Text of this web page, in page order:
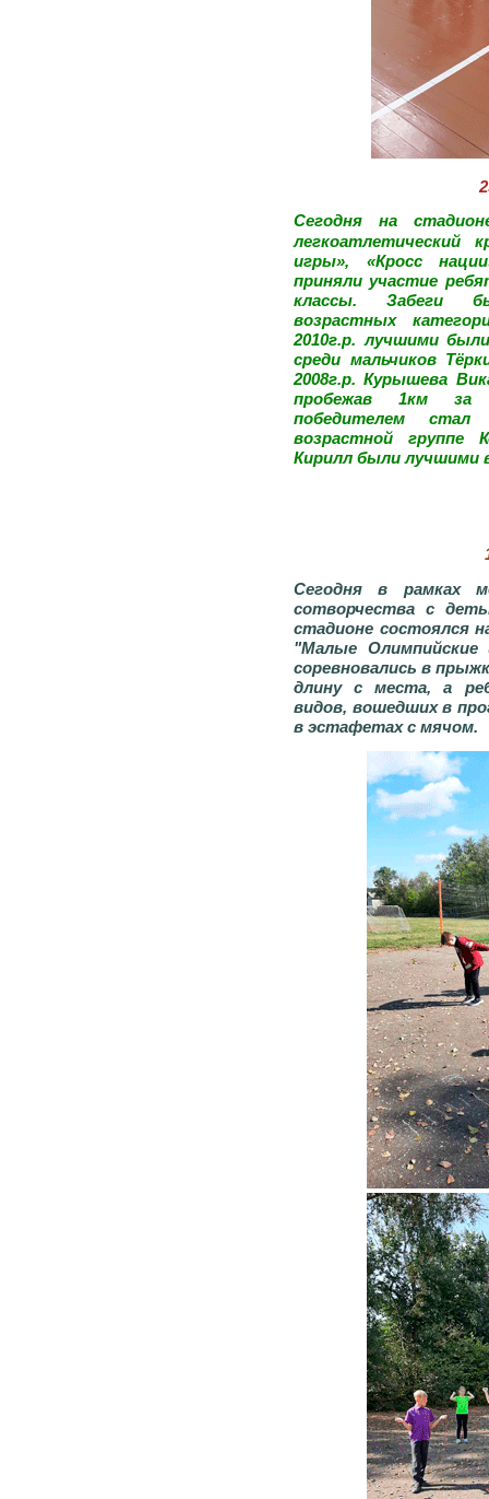
Сегодня на
легкоатлетический
игры», «Кросс
приняли участие
классы. Забеги
возрастных
2010г.р. лучшими
среди мальчиков
2008г.р. Курышева
пробежав 1км за
победителем
возрастной группе
Кирилл были лучшими
Сегодня в рамках
сотворчества с
стадионе состоялся
"Малые Олимпийские
соревновались в
длину с места, а
видов, вошедших в
в эстафетах с мячом.